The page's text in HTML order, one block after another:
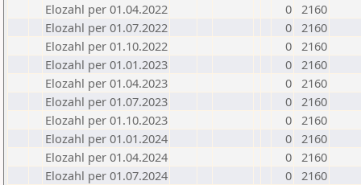
Elozahl per 01.04.2022
0 2160
Elozahl per 01.07.2022
0 2160
Elozahl per 01.10.2022
0 2160
Elozahl per 01.01.2023
0 2160
Elozahl per 01.04.2023
0 2160
Elozahl per 01.07.2023
0 2160
Elozahl per 01.10.2023
0 2160
Elozahl per 01.01.2024
0 2160
Elozahl per 01.04.2024
0 2160
Elozahl per 01.07.2024
0 2160